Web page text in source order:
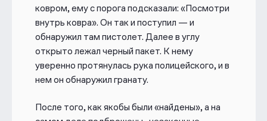
ковром, ему с порога подсказали: «Посмотри
внутрь ковра». Он так и поступил — и
обнаружил там пистолет. Далее в углу
открыто лежал черный пакет. К нему
уверенно протянулась рука полицейского, и в
нем он обнаружил гранату.
После того, как якобы были «найдены», а на